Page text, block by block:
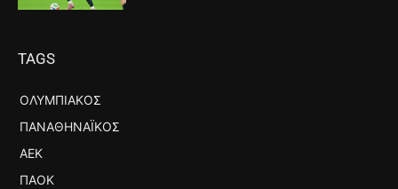
TAGS
ΟΛΥΜΠΙΑΚΌΣ
ΠΑΝΑΘΗΝΑΪΚΌΣ
ΑΕΚ
ΠΑΟΚ